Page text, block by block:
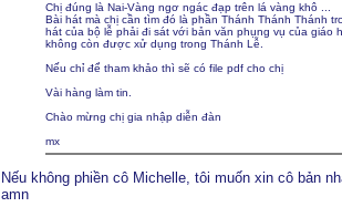
Chị đúng là Nai-Vàng ngơ ngác đạp trên lá vàng khô ...
Bài hát mà chị cần tìm đó là phần Thánh Thánh Thánh
hát của bộ lễ phải đi sát với bản văn phụng vụ của giáo
không còn được xử dụng trong Thánh Lễ.
Nếu chỉ để tham khảo thì sẽ có file pdf cho chị
Vài hàng làm tin.
Chào mừng chị gia nhập diễn đàn
mx
Nếu không phiền cô Michelle, tôi muốn xin cô bản
amn